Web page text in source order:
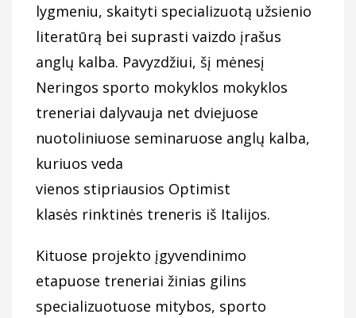
lygmeniu, skaityti specializuotą užsienio
literatūrą bei suprasti vaizdo įrašus
anglų kalba. Pavyzdžiui, šį mėnesį
Neringos sporto mokyklos mokyklos
treneriai dalyvauja net dviejuose
nuotoliniuose seminaruose anglų kalba,
kuriuos veda
vienos stipriausios Optimist
klasės rinktinės treneris iš Italijos.
Kituose projekto įgyvendinimo
etapuose treneriai žinias gilins
specializuotuose mitybos, sporto